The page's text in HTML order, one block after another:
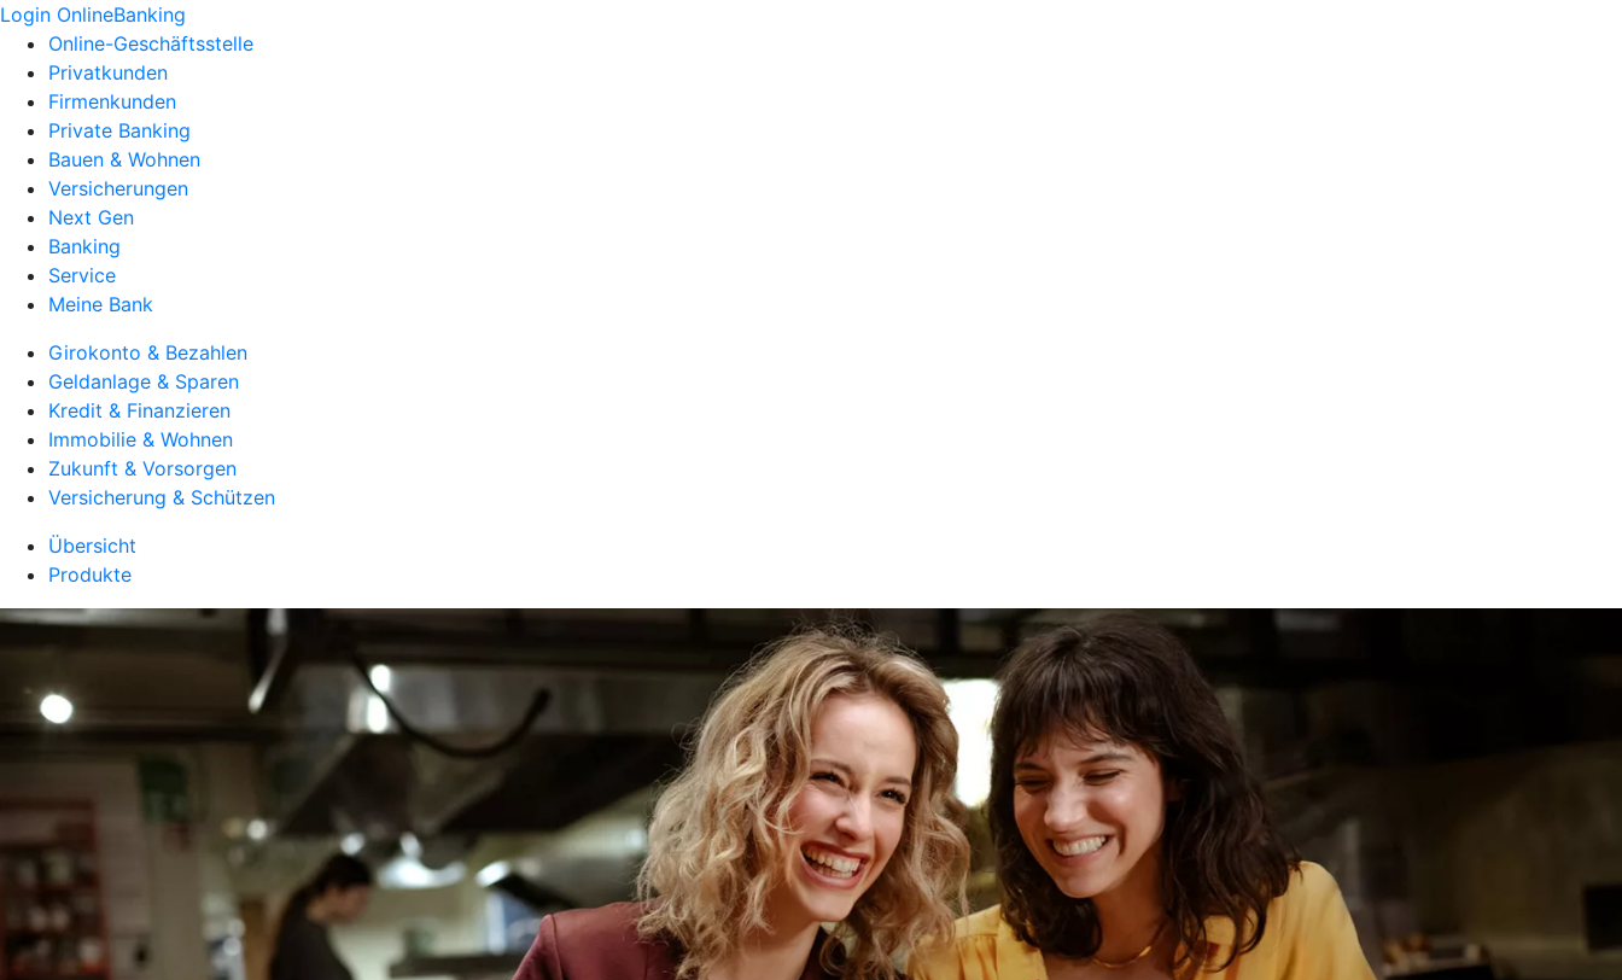
Login OnlineBanking
Online-Geschäftsstelle
Privatkunden
Firmenkunden
Private Banking
Bauen & Wohnen
Versicherungen
Next Gen
Banking
Service
Meine Bank
Girokonto & Bezahlen
Geldanlage & Sparen
Kredit & Finanzieren
Immobilie & Wohnen
Zukunft & Vorsorgen
Versicherung & Schützen
Übersicht
Produkte